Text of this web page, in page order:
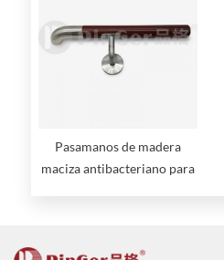
Pasamanos de madera
maciza antibacteriano para